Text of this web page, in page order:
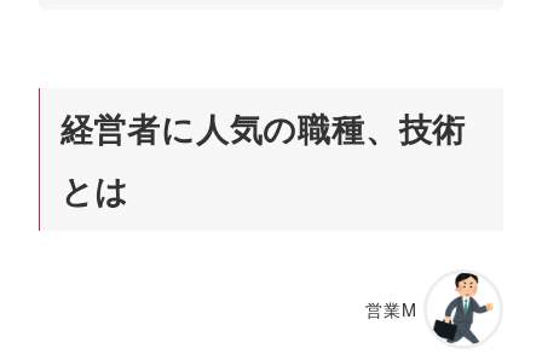
経営者に人気の職種、技術
とは
営業M